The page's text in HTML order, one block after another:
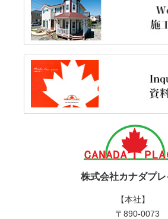
株式会社カナダプレ
【本社】
〒890-0073